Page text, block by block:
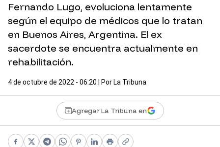
Fernando Lugo, evoluciona lentamente
según el equipo de médicos que lo tratan
en Buenos Aires, Argentina. El ex
sacerdote se encuentra actualmente en
rehabilitación.
4 de octubre de 2022 - 06:20 | Por La Tribuna
Agregar La Tribuna en